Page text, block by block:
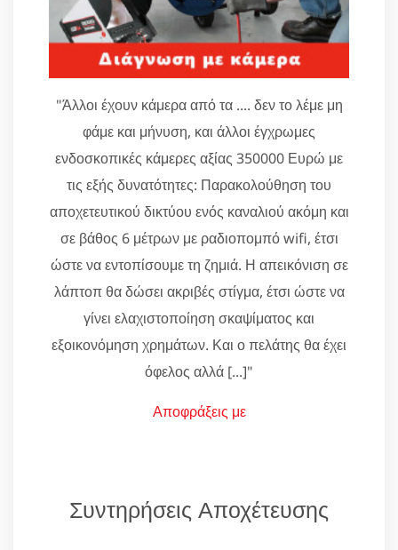
"Άλλοι έχουν κάμερα από τα .... δεν το λέμε μη
φάμε και μήνυση, και άλλοι έγχρωμες
ενδοσκοπικές κάμερες αξίας 350000 Ευρώ με
τις εξής δυνατότητες: Παρακολούθηση του
αποχετευτικού δικτύου ενός καναλιού ακόμη και
σε βάθος 6 μέτρων με ραδιοπομπό wifi, έτσι
ώστε να εντοπίσουμε τη ζημιά. Η απεικόνιση σε
λάπτοπ θα δώσει ακριβές στίγμα, έτσι ώστε να
γίνει ελαχιστοποίηση σκαψίματος και
εξοικονόμηση χρημάτων. Και ο πελάτης θα έχει
όφελος αλλά [...]"
Αποφράξεις με
Συντηρήσεις Αποχέτευσης